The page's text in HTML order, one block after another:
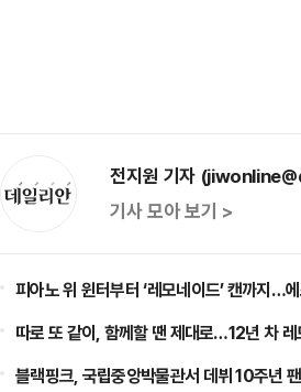
전지원 기자
기사 모아 보기 >
피아노 위 윈터부터 ‘레모네이드’ 캔까지…
따로 또 같이, 함께할 땐 제대로…12년 차
블랙핑크, 국립중앙박물관서 데뷔 10주년